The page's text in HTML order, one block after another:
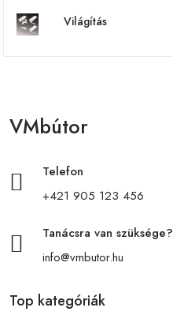
Világítás
VMbútor
Telefon
+421 905 123 456
Tanácsra van szüksége?
info@vmbutor.hu
Top kategóriák